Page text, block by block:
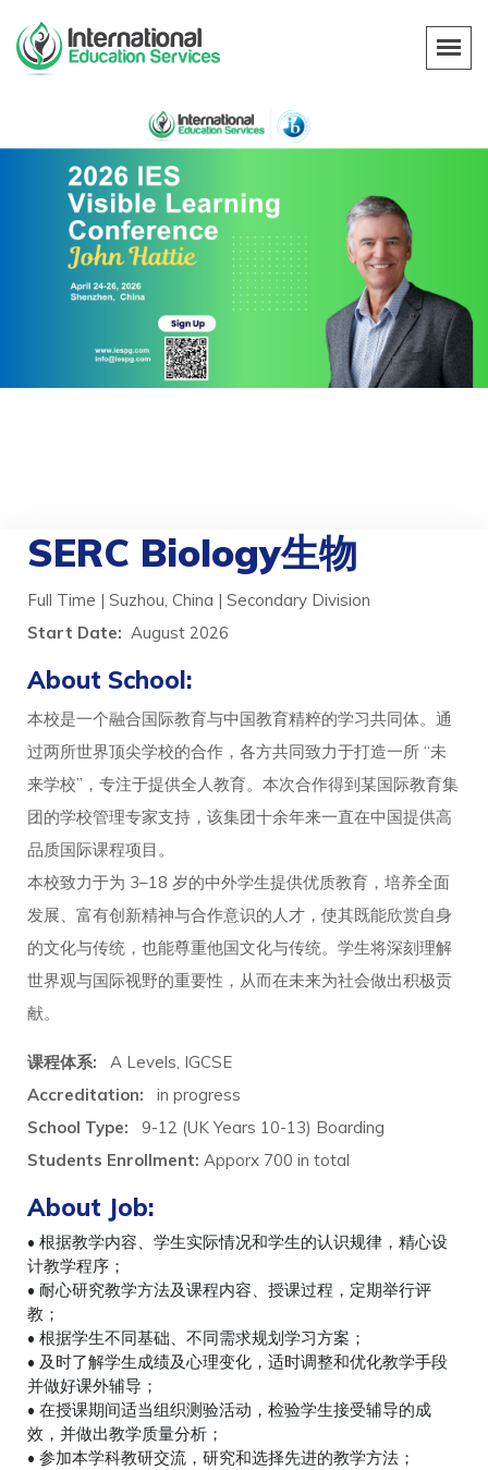
SERC Biology生物
Full Time | Suzhou, China | Secondary Division
Start Date: August 2026
About School:
本校是一个融合国际教育与中国教育精粹的学习共同体。通
过两所世界顶尖学校的合作，各方共同致力于打造一所 “未
来学校”，专注于提供全人教育。本次合作得到某国际教育集
团的学校管理专家支持，该集团十余年来一直在中国提供高
品质国际课程项目。
本校致力于为 3–18 岁的中外学生提供优质教育，培养全面
发展、富有创新精神与合作意识的人才，使其既能欣赏自身
的文化与传统，也能尊重他国文化与传统。学生将深刻理解
世界观与国际视野的重要性，从而在未来为社会做出积极贡
献。
课程体系: A Levels, IGCSE
Accreditation: in progress
School Type: 9-12 (UK Years 10-13) Boarding
Students Enrollment: Apporx 700 in total
About Job:
• 根据教学内容、学生实际情况和学生的认识规律，精心设
计教学程序；
• 耐心研究教学方法及课程内容、授课过程，定期举行评
教；
• 根据学生不同基础、不同需求规划学习方案；
• 及时了解学生成绩及心理变化，适时调整和优化教学手段
并做好课外辅导；
• 在授课期间适当组织测验活动，检验学生接受辅导的成
效，并做出教学质量分析；
• 参加本学科教研交流，研究和选择先进的教学方法；